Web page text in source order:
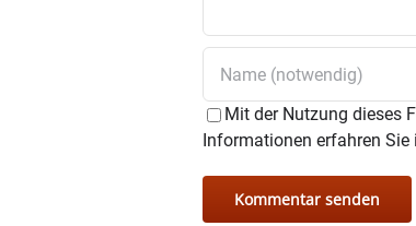
Mit der Nutzung dieses
Informationen erfahren Sie